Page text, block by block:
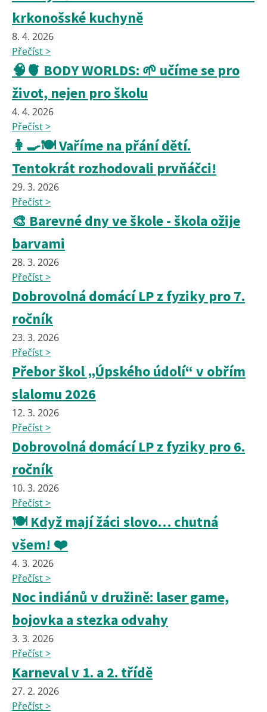
krkonošské kuchyně
8. 4. 2026
Přečíst >
🧠🫀 BODY WORLDS: 🌱 učíme se pro
život, nejen pro školu
4. 4. 2026
Přečíst >
👩‍🍳🍽️ Vaříme na přání dětí.
Tentokrát rozhodovali prvňáčci!
29. 3. 2026
Přečíst >
🎨 Barevné dny ve škole - škola ožije
barvami
28. 3. 2026
Přečíst >
Dobrovolná domácí LP z fyziky pro 7.
ročník
23. 3. 2026
Přečíst >
Přebor škol „Úpského údolí“ v obřím
slalomu 2026
12. 3. 2026
Přečíst >
Dobrovolná domácí LP z fyziky pro 6.
ročník
10. 3. 2026
Přečíst >
🍽️ Když mají žáci slovo… chutná
všem! ❤️
4. 3. 2026
Přečíst >
Noc indiánů v družině: laser game,
bojovka a stezka odvahy
3. 3. 2026
Přečíst >
Karneval v 1. a 2. třídě
27. 2. 2026
Přečíst >